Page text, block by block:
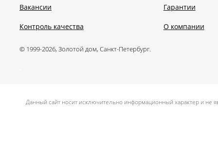
Вакансии
Контроль качества
Гарантии
О компании
© 1999-2026, Золотой дом, Санкт-Петербург.
Данный сайт носит исключительно информационный характер и не